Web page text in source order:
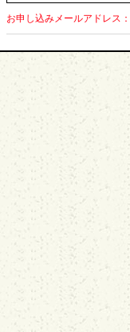
お申し込みメールアドレス：